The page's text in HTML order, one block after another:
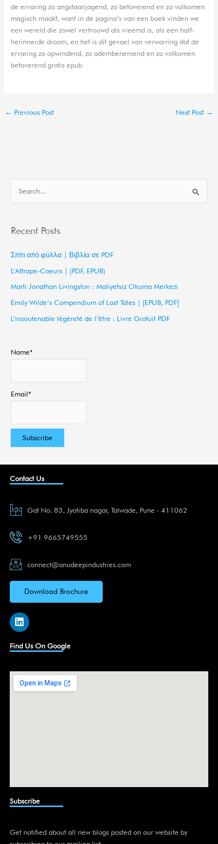
de ervaring zo angstaanjagend, zo betoverend en zo volkomen
magisch maakt, want in de pagina’s van een boek vinden we
een wereld die zowel vertrouwd als vreemd is, als een half-
herinnerde droom, en het is dit gevoel van verwarring dat de
ervaring zo opwindend, zo adembenemend en zo volkomen
betoverend gratis epub
← Previous Post Next Post →
r
r
:
Recent Posts
Σπίτι από φύλλα | Βιβλία σε PDF
L’Attrape-Coeurs | (PDF, EPUB)
Martı Jonathan Livingston : Maliyetsiz Okuma Merkezi
Emily Wilde’s Compendium of Lost Tales | [EPUB, PDF]
L’insoutenable légèreté de l’être : Livre Gratuit PDF
Name*
Email*
Contact Us
Gat No. 83, Jyotiba nagar, Talwade, Pune - 411062
+91 9665749555
connect@anudeepindustries.com
Download Brochure
L
i
k
e
i
n
Find Us On Google
Subscribe
Get notified about all new blogs posted on our website by